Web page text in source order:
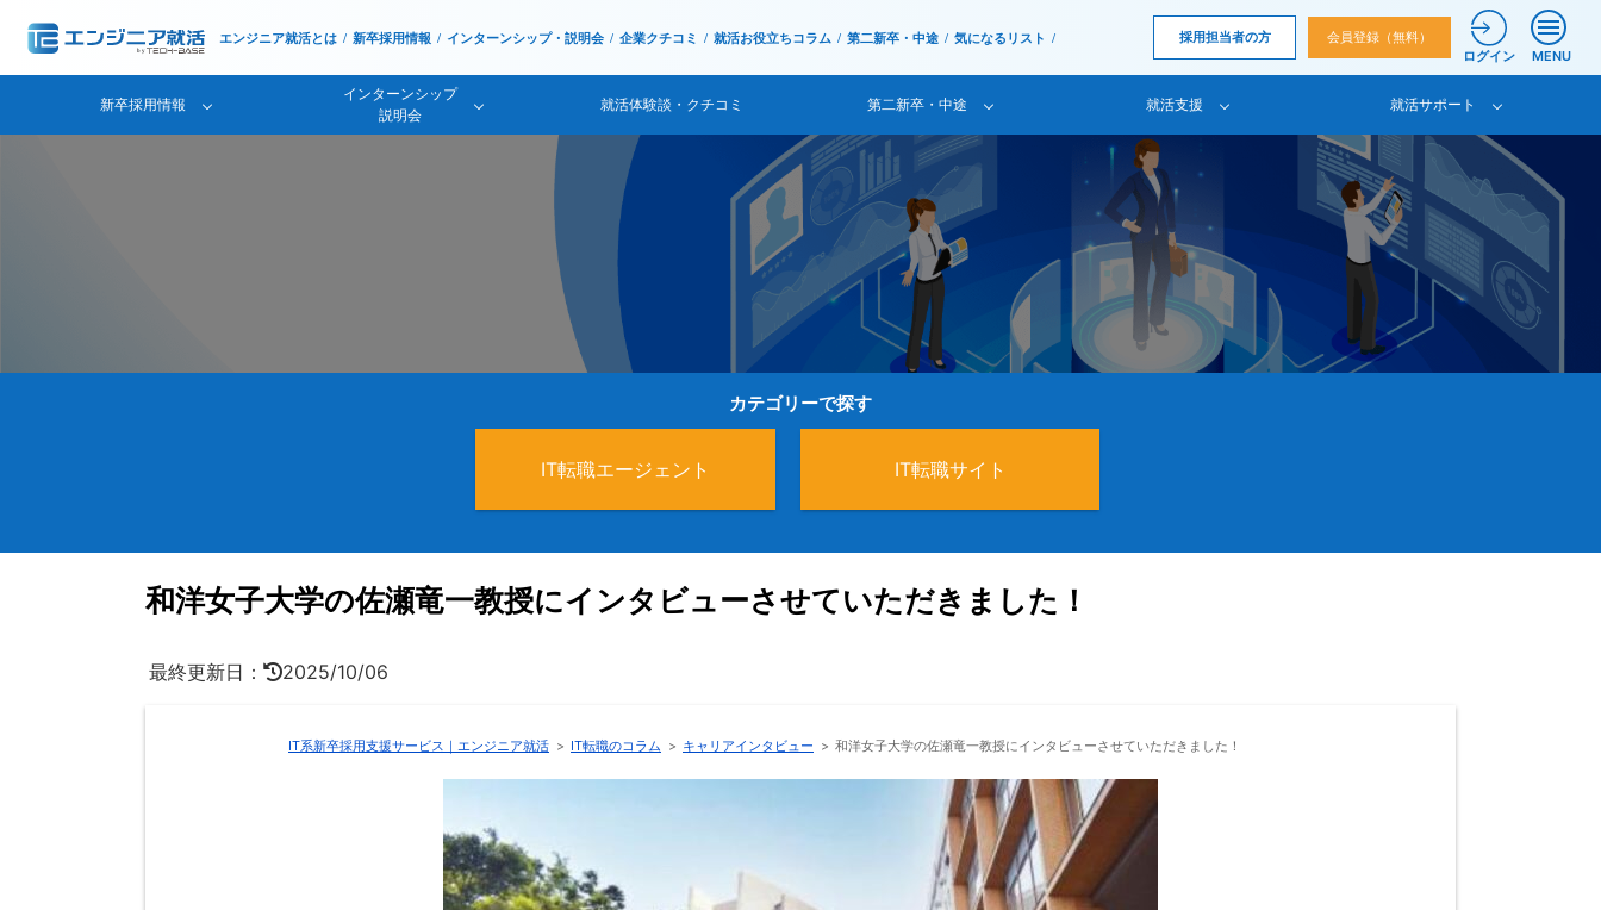
エンジニア就活とは 新卒採用情報 インターンシップ・説明会 企業クチコミ 就活お役立ちコラム 第二新卒・中途 気になるリスト 採用担当者の方
会員登録（無料）
ログイン
MENU
新卒採用情報
インターンシップ
説明会
就活体験談・クチコミ 第二新卒・中途 就活支援 就活サポート
カテゴリーで探す
IT転職エージェント IT転職サイト
和洋女子大学の佐瀬竜一教授にインタビューさせていただきました！
最終更新日： 2025/10/06
IT系新卒採用支援サービス｜エンジニア就活 > IT転職のコラム > キャリアインタビュー > 和洋女子大学の佐瀬竜一教授にインタビューさせていただきました！